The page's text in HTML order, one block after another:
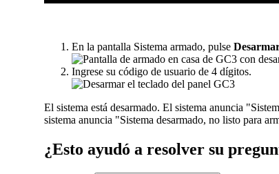
En la pantalla Sistema armado, pulse
Ingrese su código de usuario de 4 dígitos.
El sistema está desarmado. El sistema anuncia
sistema anuncia "Sistema desarmado, no listo para
¿Esto ayudó a resolver su